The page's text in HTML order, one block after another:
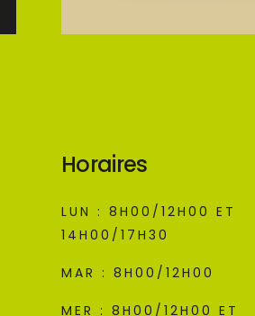
Horaires
LUN : 8H00/12H00 ET
14H00/17H30
MAR : 8H00/12H00
MER : 8H00/12H00 ET